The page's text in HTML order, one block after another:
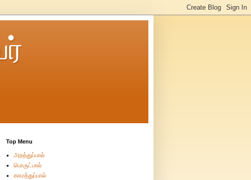
Top Menu
அறத்துப்பால்
பொருட்பால்
காமத்துப்பால்